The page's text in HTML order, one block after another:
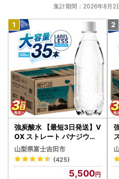
集計期間：2026年8月2
強炭酸水 【最短3日発送】V
OX ストレート バナジウム
強炭酸水 35本 500ml ラベ
ルレス【富士吉田市限定カ
ートン】 炭酸
山梨県富士吉田市
(425)
5,500